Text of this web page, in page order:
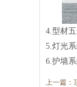
4.型材
5.灯光
6.护墙
上一篇：